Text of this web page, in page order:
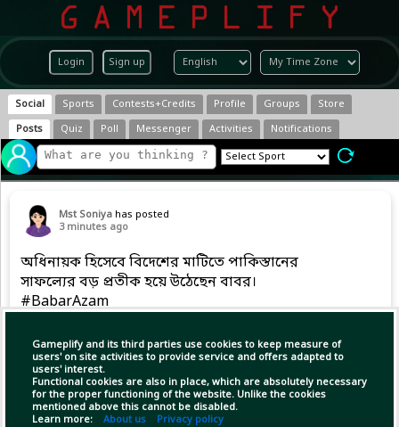
Login Sign up
Gameplify and its third parties use cookies to keep measure of
users' on site activities to provide service and offers adapted to
users' interest.
Functional cookies are also in place, which are absolutely necessary
for the proper functioning of the website. Unlike the cookies
mentioned above this cannot be disabled.
Learn more: About us Privacy policy
Social Sports Contests+Credits Profile Groups
Store
Posts
Quiz Poll Messenger Activities Notifications
Mst Soniya has posted
3 minutes ago
অধিনায়ক হিসেবে বিদেশের মাটিতে পাকিস্তানের
সাফল্যের বড় প্রতীক হয়ে উঠেছেন বাবর।
#BabarAzam